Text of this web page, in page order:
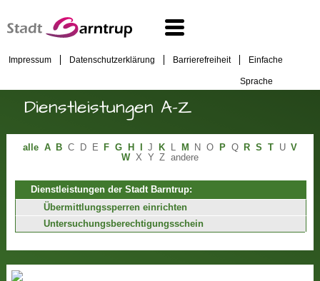
Impressum Datenschutzerklärung Barrierefreiheit Einfache
Sprache
Dienstleistungen A-Z
alle A B C D E F G H J K L M N O P Q R S T U V
W X Y Z andere
Dienstleistungen der Stadt Barntrup:
Übermittlungssperren einrichten
Untersuchungsberechtigungsschein